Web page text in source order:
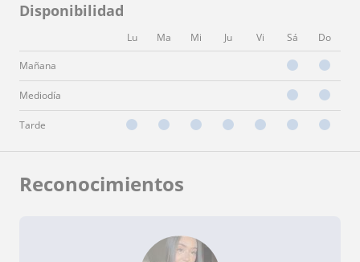
Disponibilidad
Lu Ma Mi Ju Vi Sá Do
Mañana
Mediodía
Tarde
Reconocimientos